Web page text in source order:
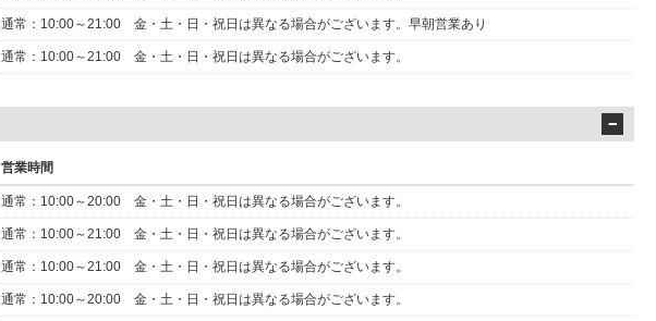
通常：10:00～21:00 金・土・日・祝日は異なる場合がございます。早朝営業あり
通常：10:00～21:00 金・土・日・祝日は異なる場合がございます。
営業時間
通常：10:00～20:00 金・土・日・祝日は異なる場合がございます。
通常：10:00～21:00 金・土・日・祝日は異なる場合がございます。
通常：10:00～21:00 金・土・日・祝日は異なる場合がございます。
通常：10:00～20:00 金・土・日・祝日は異なる場合がございます。